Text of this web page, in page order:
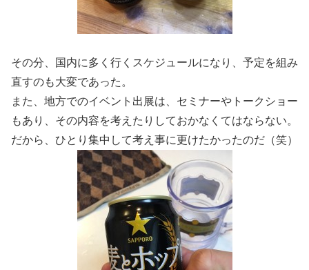
その分、国内に多く行くスケジュールになり、予定を組み
直すのも大変であった。
また、地方でのイベント出展は、セミナーやトークショー
もあり、その内容を考えたりしておかなくてはならない。
だから、ひとり集中して考え事に更けたかったのだ（笑）